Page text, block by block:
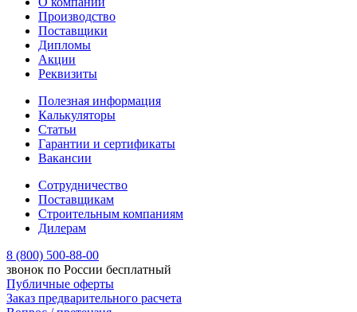
Производство
Поставщики
Дипломы
Акции
Реквизиты
Полезная информация
Калькуляторы
Статьи
Гарантии и сертификаты
Вакансии
Сотрудничество
Поставщикам
Строительным компаниям
Дилерам
8 (800) 500-88-00
звонок по России бесплатный
Публичные оферты
Заказ предварительного расчета